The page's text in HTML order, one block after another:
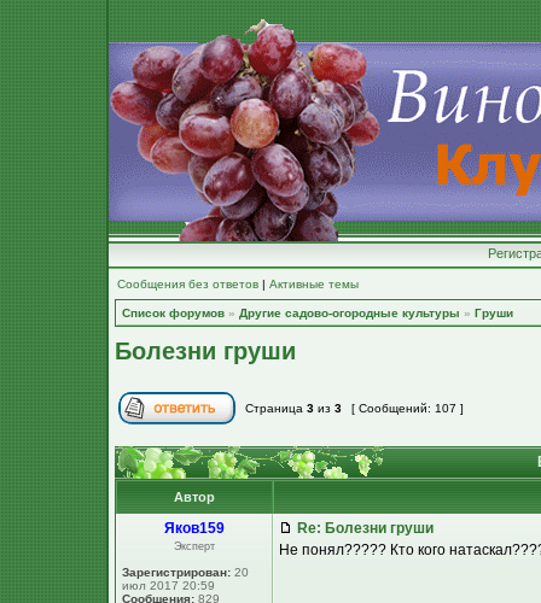
Сообщения без ответов | Активные темы
Список форумов » Другие садово-огородные культуры » Груши
Болезни груши
Страница 3 из 3 [ Сообщений: 107 ]
Автор
Яков159
Эксперт
Зарегистрирован: 20
июл 2017 20:59
Сообщения: 829
Re: Болезни груши
Не понял????? Кто кого